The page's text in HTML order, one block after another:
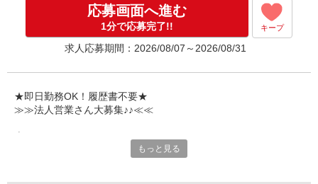
お友達を紹介頂くと,
インセンティブ支給(規定有)
゜・。○。・゜+゜・。○。・゜+゜
応募画面へ進む
1分で応募完了!! キープ
求人応募期間：2026/08/07～2026/08/31
★即日勤務OK！履歴書不要★
≫≫法人営業さん大募集♪♪≪≪
職場での不安や悩み事があればもっと見る